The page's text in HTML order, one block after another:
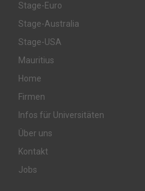
Stage-Euro
Stage-Australia
Stage-USA
Mauritius
Home
Firmen
Infos für Universitäten
Über uns
Kontakt
Jobs